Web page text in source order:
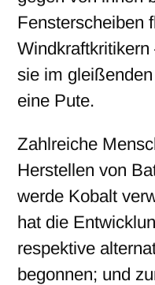
Fensterscheiben
sie im
eine Pute.
Zahlreiche
Herstellen von
werde Kobalt
hat die
respektive
begonnen; und